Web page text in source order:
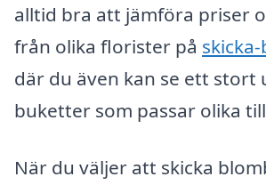
alltid bra att jämföra priser
från olika florister på
där du även kan se ett stort
buketter som passar olika
När du väljer att skicka